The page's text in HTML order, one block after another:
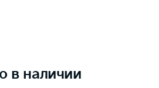
в наличии